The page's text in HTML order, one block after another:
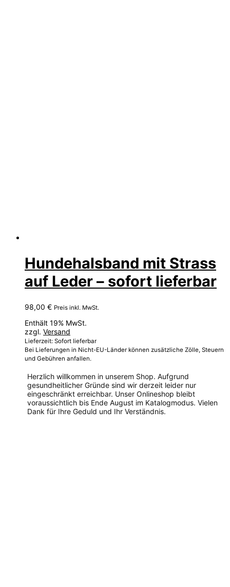
Hundehalsband mit Strass
auf Leder – sofort lieferbar
98,00 € Preis inkl. MwSt.
Enthält 19% MwSt.
zzgl. Versand
Lieferzeit: Sofort lieferbar
Bei Lieferungen in Nicht-EU-Länder können zusätzliche Zölle, Steuern
und Gebühren anfallen.
Herzlich willkommen in unserem Shop. Aufgrund
gesundheitlicher Gründe sind wir derzeit leider nur
eingeschränkt erreichbar. Unser Onlineshop bleibt
voraussichtlich bis Ende August im Katalogmodus. Vielen
Dank für Ihre Geduld und Ihr Verständnis.